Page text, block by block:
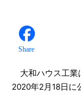
Share
大和ハウス工業
2020年2月18日に